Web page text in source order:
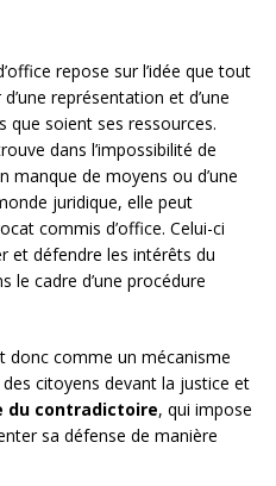
repose sur l’idée que tout
représentation et d’une
que soient ses ressources.
dans l’impossibilité de
manque de moyens ou d’une
juridique, elle peut
commis d’office. Celui-ci
et défendre les intérêts du
le cadre d’une procédure
donc comme un mécanisme
citoyens devant la justice et
du contradictoire, qui impose
sa défense de manière